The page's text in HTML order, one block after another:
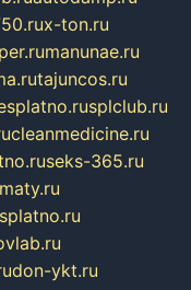
x-ton.ru
manunae.ru
tajuncos.ru
splclub.ru
cleanmedicine.ru
seks-365.ru
don-ykt.ru